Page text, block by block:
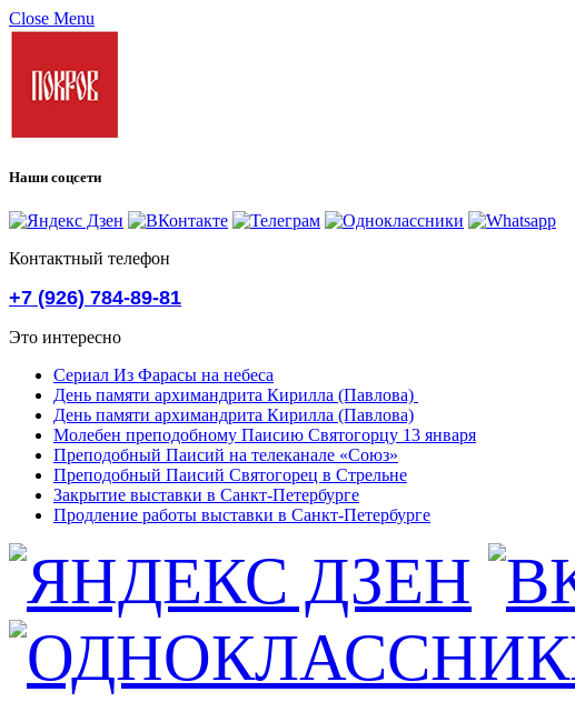
Close Menu
Наши соцсети
Контактный телефон
+7 (926) 784-89-81
Это интересно
Сериал Из Фарасы на небеса
День памяти архимандрита Кирилла (Павлова)
День памяти архимандрита Кирилла (Павлова)
Молебен преподобному Паисию Святогорцу 13 января
Преподобный Паисий на телеканале «Союз»
Преподобный Паисий Святогорец в Стрельне
Закрытие выставки в Санкт-Петербурге
Продление работы выставки в Санкт-Петербурге